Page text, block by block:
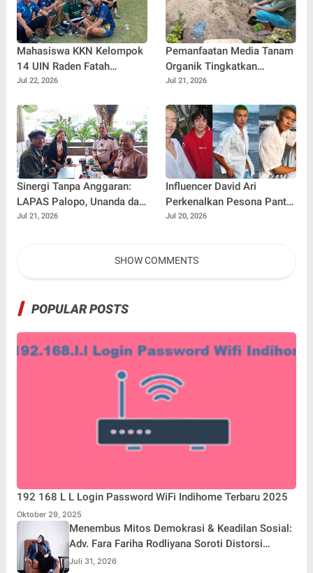
Muda
Mahasiswa KKN Kelompok
14 UIN Raden Fatah
Palembang Jalin
Warga Gunung Kemala
Lewat Sparing Sepak Bola
Jul 22, 2026
Pemanfaatan Media Tanam
Organik Tingkatkan
Keterampilan Masyarakat
Hias
Jul 21, 2026
Sinergi Tanpa Anggaran:
LAPAS Palopo, Unanda dan
LSM Wanua Lestari. Inisiasi
Jul 21, 2026
Influencer David Ari
Perkenalkan Pesona Pantai
Nelayan Canggu Lewat
Jul 20, 2026
SHOW COMMENTS
POPULAR POSTS
192 168 L L Login Password WiFi Indihome Terbaru 2025
Oktober 29, 2025
Menembus Mitos Demokrasi & Keadilan Sosial:
Adv. Fara Fariha Rodliyana Soroti Distorsi
Simpati Publik dan Aksi Main Hakim Sendiri
Juli 31, 2026